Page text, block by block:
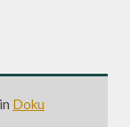
Doku